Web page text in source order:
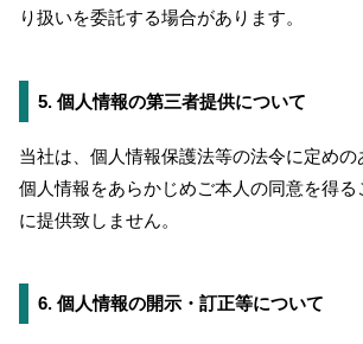
り扱いを委託する場合があります。
5. 個人情報の第三者提供について
当社は、個人情報保護法等の法令に定めの
個人情報をあらかじめご本人の同意を得
に提供致しません。
6. 個人情報の開示・訂正等について